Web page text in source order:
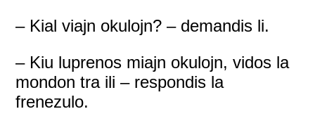
– Kial viajn okulojn? – demandis li.
– Kiu luprenos miajn okulojn, vidos la
mondon tra ili – respondis la
frenezulo.